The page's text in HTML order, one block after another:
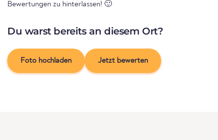
Bewertungen zu hinterlassen! 🙂
Du warst bereits an diesem Ort?
Foto hochladen Jetzt bewerten